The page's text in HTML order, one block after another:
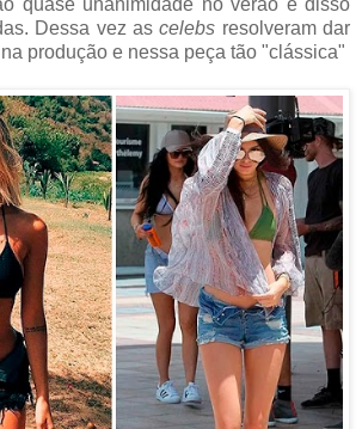
quase unanimidade no verão e disso
Dessa vez ascelebs resolveram dar
produção e nessa peça tão "clássica"